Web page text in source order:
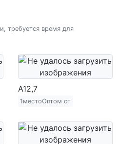
требуется время для
A12,7
1местоОптом от